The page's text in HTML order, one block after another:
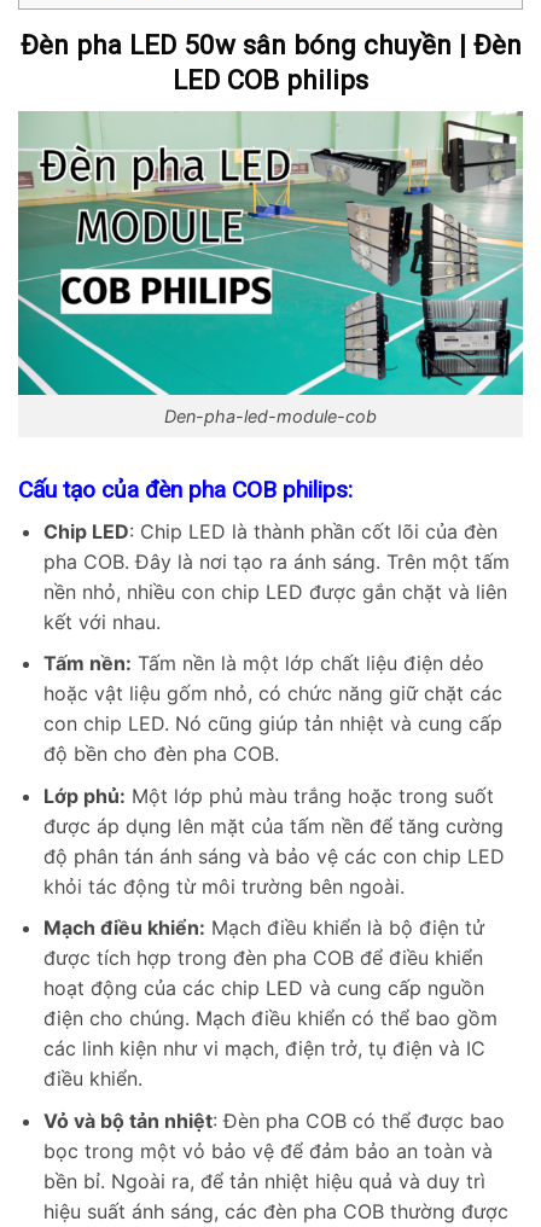
Đèn pha LED 50w sân bóng chuyền | Đèn
LED COB philips
Den-pha-led-module-cob
Cấu tạo của đèn pha COB philips:
Chip LED: Chip LED là thành phần cốt lõi của đèn
pha COB. Đây là nơi tạo ra ánh sáng. Trên một tấm
nền nhỏ, nhiều con chip LED được gắn chặt và liên
kết với nhau.
Tấm nền: Tấm nền là một lớp chất liệu điện dẻo
hoặc vật liệu gốm nhỏ, có chức năng giữ chặt các
con chip LED. Nó cũng giúp tản nhiệt và cung cấp
độ bền cho đèn pha COB.
Lớp phủ: Một lớp phủ màu trắng hoặc trong suốt
được áp dụng lên mặt của tấm nền để tăng cường
độ phân tán ánh sáng và bảo vệ các con chip LED
khỏi tác động từ môi trường bên ngoài.
Mạch điều khiển: Mạch điều khiển là bộ điện tử
được tích hợp trong đèn pha COB để điều khiển
hoạt động của các chip LED và cung cấp nguồn
điện cho chúng. Mạch điều khiển có thể bao gồm
các linh kiện như vi mạch, điện trở, tụ điện và IC
điều khiển.
Vỏ và bộ tản nhiệt: Đèn pha COB có thể được bao
bọc trong một vỏ bảo vệ để đảm bảo an toàn và
bền bỉ. Ngoài ra, để tản nhiệt hiệu quả và duy trì
hiệu suất ánh sáng, các đèn pha COB thường được